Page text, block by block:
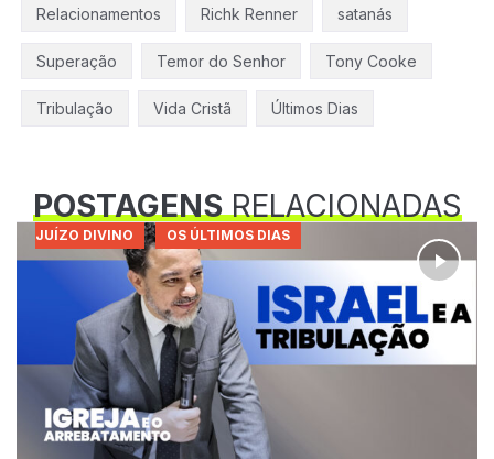
Relacionamentos Richk Renner satanás
Superação Temor do Senhor Tony Cooke
Tribulação Vida Cristã Últimos Dias
POSTAGENSRELACIONADAS
JUÍZO DIVINO OS ÚLTIMOS DIAS